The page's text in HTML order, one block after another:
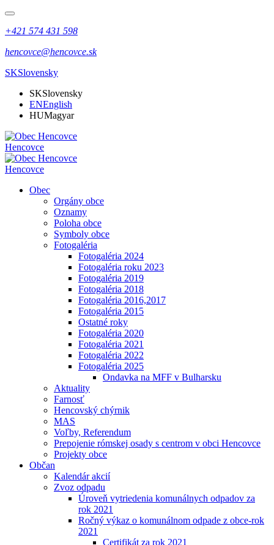
+421 574 431 598
hencovce@hencovce.sk
SKSlovensky
SKSlovensky
ENEnglish
HUMagyar
Hencovce
Hencovce
Obec
Orgány obce
Oznamy
Poloha obce
Symboly obce
Fotogaléria
Fotogaléria 2024
Fotogaléria roku 2023
Fotogaléria 2019
Fotogaléria 2018
Fotogaléria 2016,2017
Fotogaléria 2015
Ostatné roky
Fotogaléria 2020
Fotogaléria 2021
Fotogaléria 2022
Fotogaléria 2025
Ondavka na MFF v Bulharsku
Aktuality
Farnosť
Hencovský chýrnik
MAS
Voľby, Referendum
Prepojenie rómskej osady s centrom v obci Hencovce
Projekty obce
Občan
Kalendár akcií
Zvoz odpadu
Úroveň vytriedenia komunálnych odpadov za
rok 2021
Ročný výkaz o komunálnom odpade z obce-rok
2021
Certifikát za rok 2021